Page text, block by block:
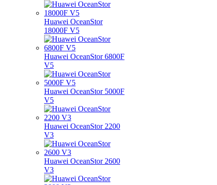
Huawei OceanStor
18000F V5
Huawei OceanStor 6800F
V5
Huawei OceanStor 5000F
V5
Huawei OceanStor 2200
V3
Huawei OceanStor 2600
V3